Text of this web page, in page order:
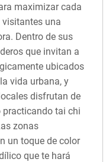
maximizar cada
una
Dentro de sus
que invitan a
ubicados
vida urbana, y
disfrutan de
practicando tai chi
zonas
un toque de color
que te hará